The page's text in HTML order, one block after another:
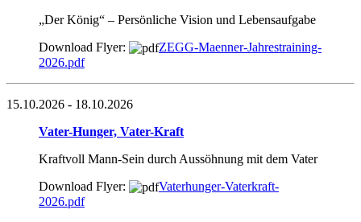
„Der König“ – Persönliche Vision und Lebensaufgabe
Download Flyer:
ZEGG-Maenner-Jahrestraining-
2026.pdf
15.10.2026 - 18.10.2026
Vater-Hunger, Vater-Kraft
Kraftvoll Mann-Sein durch Aussöhnung mit dem Vater
Download Flyer:
Vaterhunger-Vaterkraft-
2026.pdf